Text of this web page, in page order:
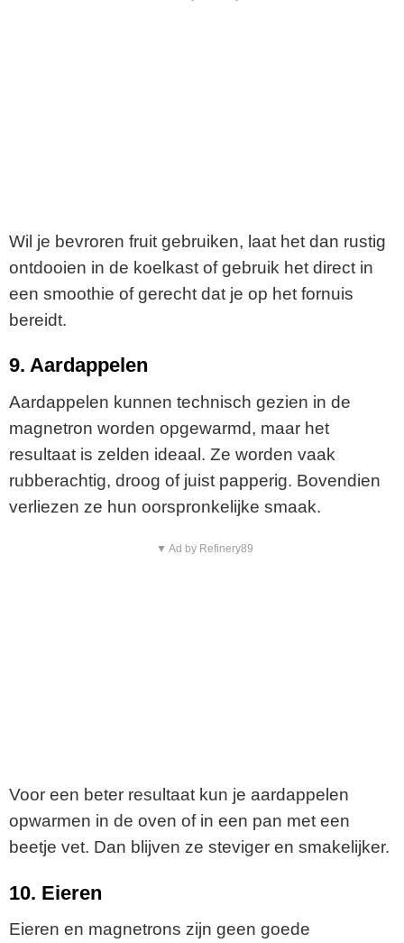
Wil je bevroren fruit gebruiken, laat het dan rustig
ontdooien in de koelkast of gebruik het direct in
een smoothie of gerecht dat je op het fornuis
bereidt.
9. Aardappelen
Aardappelen kunnen technisch gezien in de
magnetron worden opgewarmd, maar het
resultaat is zelden ideaal. Ze worden vaak
rubberachtig, droog of juist papperig. Bovendien
verliezen ze hun oorspronkelijke smaak.
▼ Ad by Refinery89
Voor een beter resultaat kun je aardappelen
opwarmen in de oven of in een pan met een
beetje vet. Dan blijven ze steviger en smakelijker.
10. Eieren
Eieren en magnetrons zijn geen goede